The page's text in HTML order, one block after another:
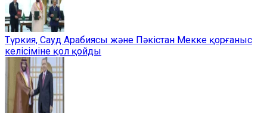
Түркия, Сауд Арабиясы және Пәкістан Мекке қорғаныс
келісіміне қол қойды